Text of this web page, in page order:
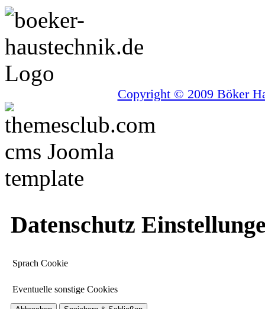
Copyright © 2009 Böker
Datenschutz
Sprach Cookie
Eventuelle sonstige Cookies